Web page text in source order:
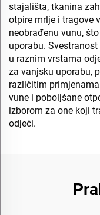
stajališta, tkanina
otpire mrlje i tragove
neobrađenu vunu,
uporabu.
u raznim vrstama
za vanjsku uporabu,
različitim
vune i poboljšane
izborom za one koji
odjeći.